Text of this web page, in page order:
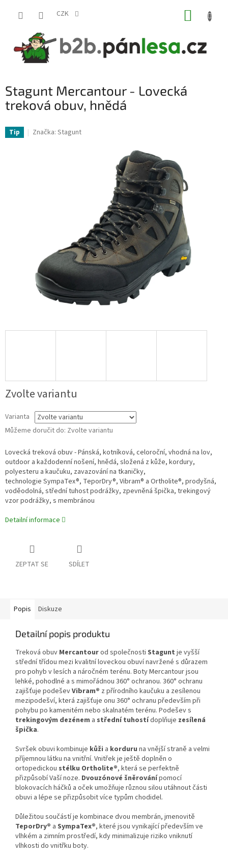
CZK
Stagunt Mercantour - Lovecká
treková obuv, hnědá
Tip Značka: Stagunt
Zvolte variantu
Varianta
Můžeme doručit do: Zvolte variantu
Lovecká treková obuv - Pánská, kotníková, celoroční, vhodná na lov,
outdoor a každodenní nošení, hnědá, složená z kůže, kordury,
polyesteru a kaučuku, zavazování na tkaničky,
technologie SympaTex®, TeporDry®, Vibram® a Ortholite®, prodyšná,
voděodolná, střední tuhost podrážky, zpevněná špička, trekingový
vzor podrážky, s membránou
Detailní informace
ZEPTAT SE SDÍLET
Popis Diskuze
Detailní popis produktu
Treková obuv Mercantourod společnosti Stagunt je vyšší
střední třídou mezi kvalitní loveckou obuví navržené s důrazem
pro pohyb v lesích a náročném terénu. Boty Mercantour jsou
lehké, pohodlné a s mimořádnou 360° ochranou. 360° ochranu
zajišťuje podeševVibram® z přírodního kaučuku a zesílenou
mezipodešví, která zajišťuje onu 360° ochranu především při
pohybu po kamenitém nebo skalnatém terénu. Podešev s
trekingovým dezénem a střední tuhostídoplňuje zesílená
špička.
Svršek obuvi kombinuje kůži a korduru na vnější straně a velmi
příjemnou látku na vnitřní. Vnitřek je ještě doplněn o
ortopedickou stélku Ortholite®, která se perfektně
přizpůsobí Vaší noze. Dvouzónové šněrovánípomocí
blokovacích háčků a oček umožňuje různou silou utáhnout části
obuvi a lépe se přizpůsobit více typům chodidel.
Důležitou součástí je kombinace dvou membrán, jmenovitě
TeporDry® a SympaTex®, které jsou vynikající především ve
vlhkém a zimním prostředí, kdy minimalizuje riziko vniknutí
vlhkosti do vnitřku boty.